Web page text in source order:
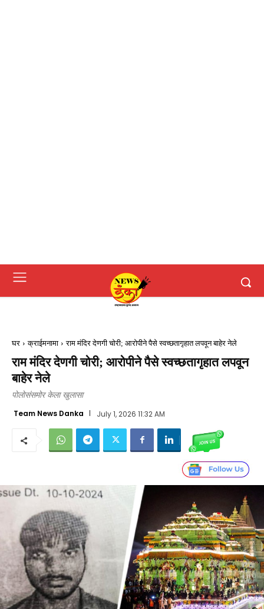
घर क्राईमनामा राम मंदिर देणगी चोरी; आरोपीने पैसे स्वच्छतागृहात लपवून बाहेर नेले
राम मंदिर देणगी चोरी; आरोपीने पैसे स्वच्छतागृहात लपवून
बाहेर नेले
पोलोसंसमोर केला खुलासा
Team News Danka July 1, 2026 11:32 AM